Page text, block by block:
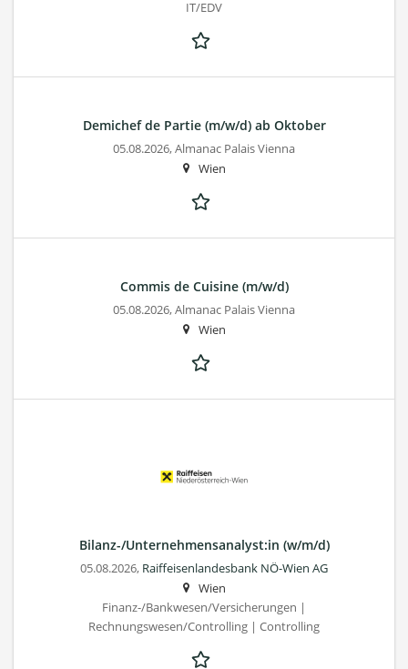
IT/EDV
Demichef de Partie (m/w/d) ab Oktober
05.08.2026,Almanac Palais Vienna
Wien
Commis de Cuisine (m/w/d)
05.08.2026,Almanac Palais Vienna
Wien
Bilanz-/Unternehmensanalyst:in (w/m/d)
05.08.2026, Raiffeisenlandesbank NÖ-Wien AG
Wien
Finanz-/Bankwesen/Versicherungen |
Rechnungswesen/Controlling | Controlling